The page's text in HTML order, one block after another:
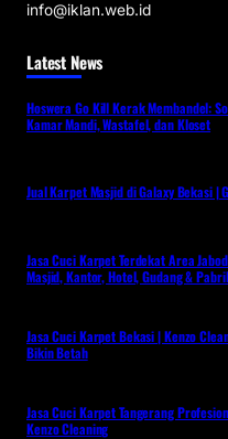
info@iklan.web.id
Latest News
Hoswera Go Kill Kerak Membandel:
Kamar Mandi, Wastafel, dan Kloset
Jual Karpet Masjid di Galaxy Bekasi |
Jasa Cuci Karpet Terdekat Area
Masjid, Kantor, Hotel, Gudang &
Jasa Cuci Karpet Bekasi | Kenzo
Bikin Betah
Jasa Cuci Karpet Tangerang
Kenzo Cleaning